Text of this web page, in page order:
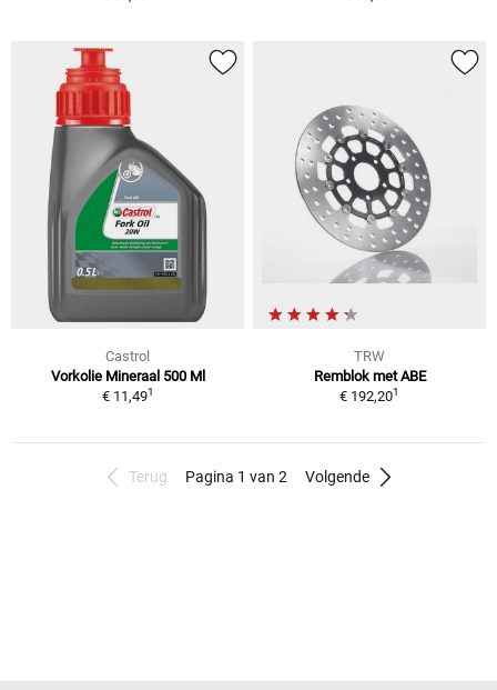
Castrol
Vorkolie Mineraal 500 Ml
€ 11,491
TRW
Remblok met ABE
€ 192,201
Terug Pagina 1 van 2 Volgende